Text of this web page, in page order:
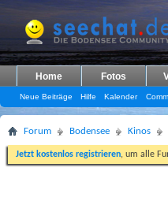
Home Fotos
Neue Beiträge Hilfe Kalender
Forum Bodensee Kinos
Jetzt kostenlos registrieren, um alle